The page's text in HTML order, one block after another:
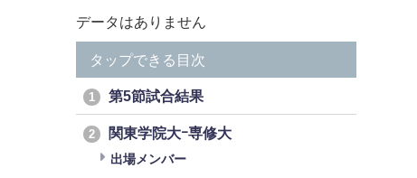
データはありません
タップできる目次
1 第5節試合結果
2 関東学院大ｰ専修大
出場メンバー